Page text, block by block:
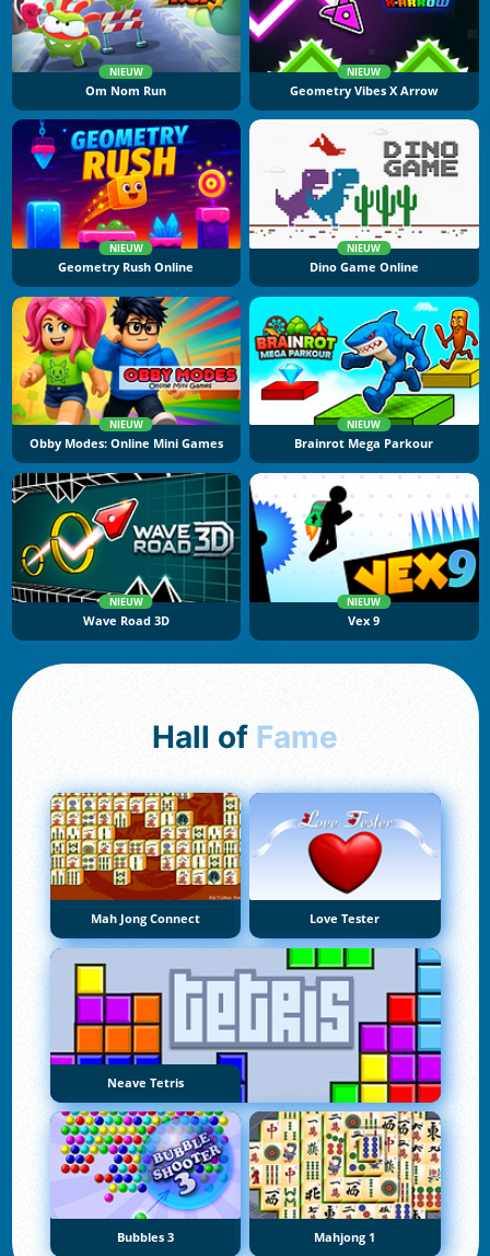
NIEUW
Om Nom Run
NIEUW
Geometry Vibes X Arrow
NIEUW
Geometry Rush Online
NIEUW
Dino Game Online
NIEUW
Obby Modes: Online Mini Games
NIEUW
Brainrot Mega Parkour
NIEUW
Wave Road 3D
NIEUW
Vex 9
Hall of Fame
Mah Jong Connect Love Tester
Neave Tetris
Bubbles 3 Mahjong 1